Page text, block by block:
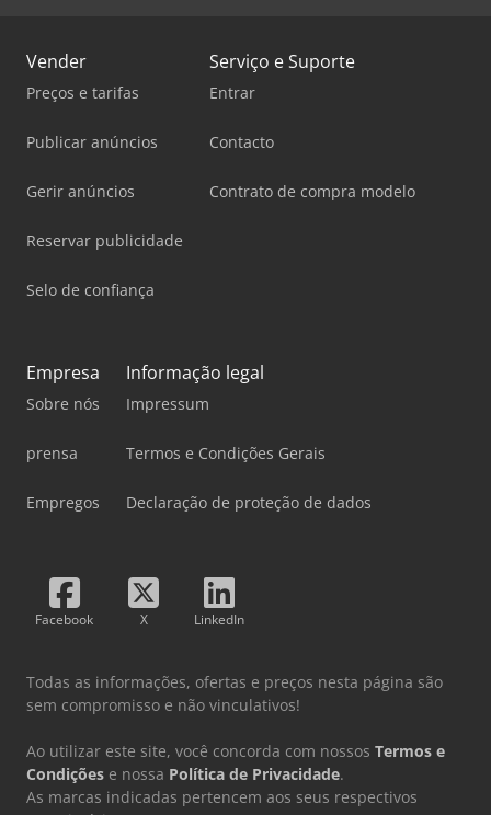
Vender
Preços e tarifas
Publicar anúncios
Gerir anúncios
Reservar publicidade
Selo de confiança
Serviço e Suporte
Entrar
Contacto
Contrato de compra modelo
Empresa
Sobre nós
prensa
Empregos
Informação legal
Impressum
Termos e Condições Gerais
Declaração de proteção de dados
Facebook X LinkedIn
Todas as informações, ofertas e preços nesta página são
sem compromisso e não vinculativos!
Ao utilizar este site, você concorda com nossos Termos e
Condições e nossa Política de Privacidade.
As marcas indicadas pertencem aos seus respectivos